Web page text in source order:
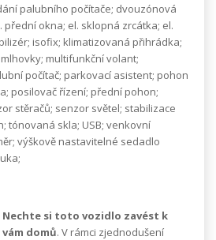
palubního počítače; dvouzónová
přední okna; el. sklopná zrcátka; el.
isofix; klimatizovaná přihrádka;
multifunkční volant;
počítač; parkovací asistent; pohon
posilovač řízení; přední pohon;
stěračů; senzor světel; stabilizace
tónovaná skla; USB; venkovní
výškově nastavitelné sedadlo
Nechte si toto vozidlo zavést k
vám domů. V rámci zjednodušení